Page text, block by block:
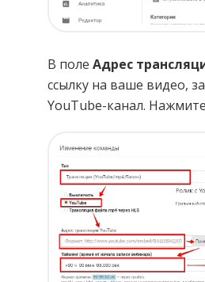
В поле Адрес
ссылку на ваше видео,
YouTube-канал. Нажмите